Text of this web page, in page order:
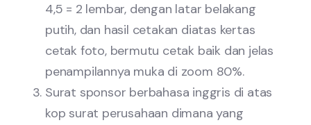
4,5 = 2 lembar, dengan latar belakang
putih, dan hasil cetakan diatas kertas
cetak foto, bermutu cetak baik dan jelas
penampilannya muka di zoom 80%.
Surat sponsor berbahasa inggris di atas
kop surat perusahaan dimana yang